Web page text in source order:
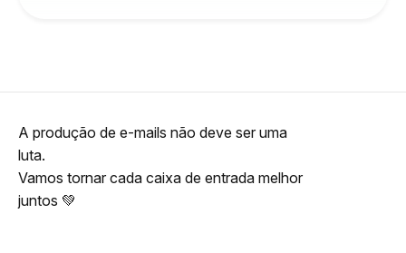
A produção de e-mails não deve ser uma
luta.
Vamos tornar cada caixa de entrada melhor
juntos 💚